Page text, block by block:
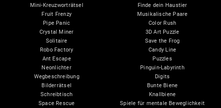
Mini-Kreuzworträtsel
Fruit Frenzy
Pipe Panic
Crystal Miner
Solitaire
Robo Factory
Ant Escape
Neonlichter
Wegbeschreibung
Bilderrätsel
Schreibtisch
Space Rescue
Finde dein Haustier
Musikalische Paare
Color Rush
3D Art Puzzle
Save the Frog
Candy Line
Puzzles
Pinguin-Labyrinth
Digits
Bunte Biene
Knallbiene
Spiele für mentale Beweglichkeit